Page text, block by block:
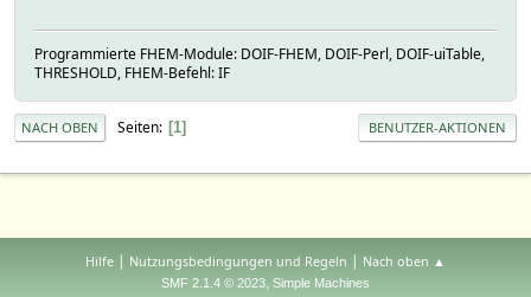
Programmierte FHEM-Module: DOIF-FHEM, DOIF-Perl, DOIF-uiTable,
THRESHOLD, FHEM-Befehl: IF
NACH OBEN Seiten 1 BENUTZER-AKTIONEN
Hilfe | Nutzungsbedingungen und Regeln | Nach oben ▲
SMF 2.1.4 © 2023, Simple Machines